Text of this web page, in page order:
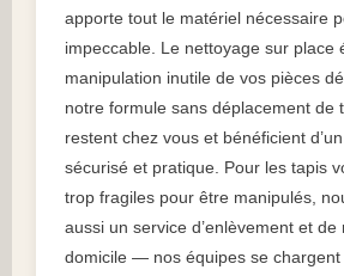
apporte tout le matériel nécessaire
impeccable. Le nettoyage sur place
manipulation inutile de vos pièces
notre formule sans déplacement de
restent chez vous et bénéficient
sécurisé et pratique. Pour les tapis
trop fragiles pour être manipulés,
aussi un service d’enlèvement et de
domicile — nos équipes se chargent